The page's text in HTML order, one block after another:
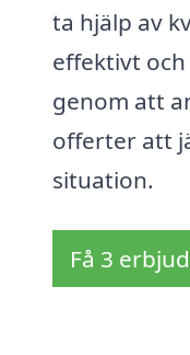
ta hjälp av
effektivt
genom att
offerter att
situation.
Få 3